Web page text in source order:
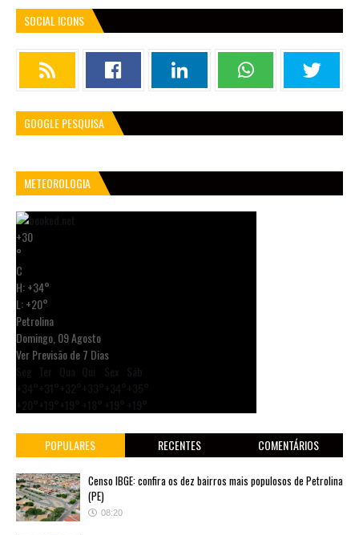
SOCIAL ICONS
GOOGLE PESQUISA
METEOROLOGIA
+30
°
C
H:+34°
L:+20°
Petrolina
Domingo, 09 Agosto
Ver Previsão de 7 Dias
POPULARES RECENTES COMENTÁRIOS
Censo IBGE: confira os dez bairros mais populosos de Petrolina
(PE)
08:20